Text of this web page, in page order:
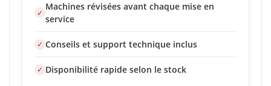
Machines révisées avant chaque mise en
service
Conseils et support technique inclus
Disponibilité rapide selon le stock